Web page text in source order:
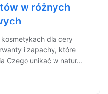
w różnych
dla cery
i zapachy, które
Czego unikać w natur...